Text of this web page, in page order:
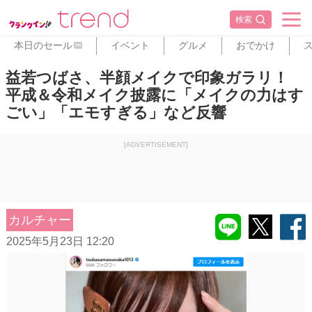
検索
本日のセール PR イベント グルメ おでかけ
益若つばさ、半顔メイクで印象ガラリ！
平成＆令和メイク披露に「メイクの力はす
ごい」「エモすぎる」など反響
[ADVERTISEMENT]
カルチャー
2025年5月23日 12:20